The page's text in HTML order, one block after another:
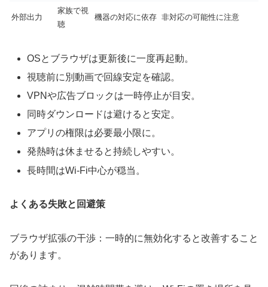
外部出力
家族で視
聴
機器の対応に依存 非対応の可能性に注意
OSとブラウザは更新後に一度再起動。
視聴前に別動画で回線安定を確認。
VPNや広告ブロックは一時停止が目安。
同時ダウンロードは避けると安定。
アプリの権限は必要最小限に。
発熱時は休ませると持続しやすい。
長時間はWi-Fi中心が穏当。
よくある失敗と回避策
ブラウザ拡張の干渉：一時的に無効化すると改善すること
があります。